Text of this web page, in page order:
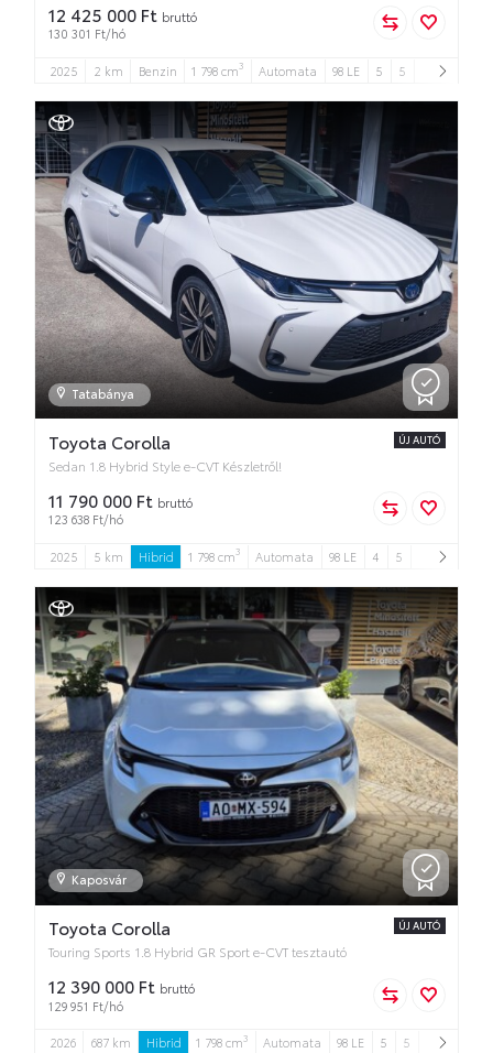
12 425 000 Ft bruttó
130 301 Ft/hó
2025 2 km Benzin 1 798 cm3 Automata 98 LE 5 5
Tatabánya
Toyota Corolla
Sedan 1.8 Hybrid Style e-CVT Készletről!
ÚJ AUTÓ
11 790 000 Ft bruttó
123 638 Ft/hó
2025 5 km Hibrid 1 798 cm3 Automata 98 LE 4 5
Kaposvár
Toyota Corolla
Touring Sports 1.8 Hybrid GR Sport e-CVT tesztautó
ÚJ AUTÓ
12 390 000 Ft bruttó
129 951 Ft/hó
2026 687 km Hibrid 1 798 cm3 Automata 98 LE 5 5